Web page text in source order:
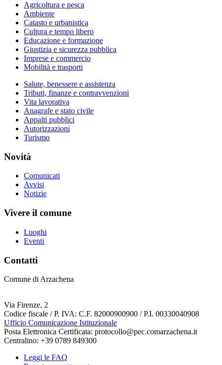
Agricoltura e pesca
Ambiente
Catasto e urbanistica
Cultura e tempo libero
Educazione e formazione
Giustizia e sicurezza pubblica
Imprese e commercio
Mobilità e trasporti
Salute, benessere e assistenza
Tributi, finanze e contravvenzioni
Vita lavorativa
Anagrafe e stato civile
Appalti pubblici
Autorizzazioni
Turismo
Novità
Comunicati
Avvisi
Notizie
Vivere il comune
Luoghi
Eventi
Contatti
Comune di Arzachena
Via Firenze, 2
Codice fiscale / P. IVA: C.F. 82000900900 / P.I. 00330040908
Ufficio Comunicazione Istituzionale
Posta Elettronica Certificata: protocollo@pec.comarzachena.it
Centralino: +39 0789 849300
Leggi le FAQ